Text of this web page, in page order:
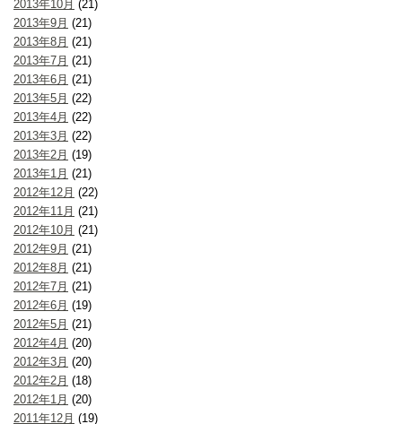
2013年10月 (21)
2013年9月 (21)
2013年8月 (21)
2013年7月 (21)
2013年6月 (21)
2013年5月 (22)
2013年4月 (22)
2013年3月 (22)
2013年2月 (19)
2013年1月 (21)
2012年12月 (22)
2012年11月 (21)
2012年10月 (21)
2012年9月 (21)
2012年8月 (21)
2012年7月 (21)
2012年6月 (19)
2012年5月 (21)
2012年4月 (20)
2012年3月 (20)
2012年2月 (18)
2012年1月 (20)
2011年12月 (19)